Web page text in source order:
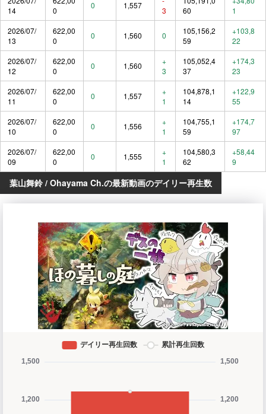
14
0
0 1,557
3
60
1
2026/07/
13
622,00
0
0 1,560 0
105,156,2
59
+103,8
22
2026/07/
12
622,00
0
0 1,560
+
3
105,052,4
37
+174,3
23
2026/07/
11
622,00
0
0 1,557
+
1
104,878,1
14
+122,9
55
2026/07/
10
622,00
0
0 1,556
+
1
104,755,1
59
+174,7
97
2026/07/
09
622,00
0
0 1,555
+
1
104,580,3
62
+58,44
9
葉山舞鈴 / Ohayama Ch.の最新動画のデイリー再生数